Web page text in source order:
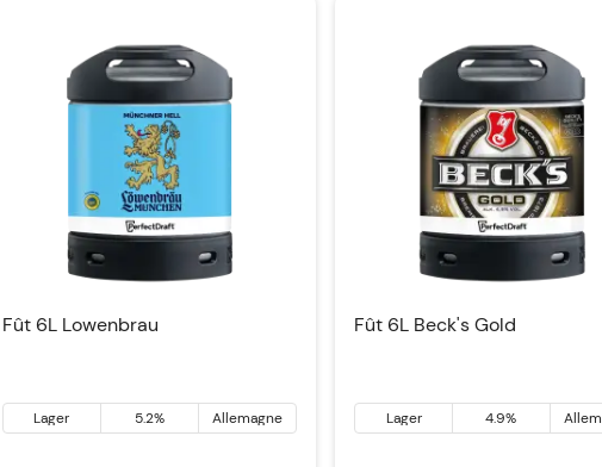
Fût 6L Lowenbrau
Lager 5.2% Allemagne
Fût 6L Beck's Gold
Lager 4.9%